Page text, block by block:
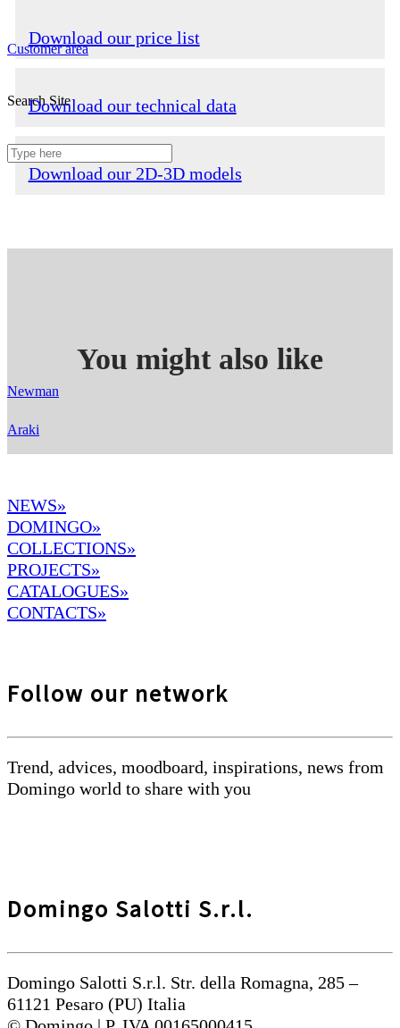
Customer area
Search Site
Download our price list
Download our technical data
Download our 2D-3D models
You might also like
Newman
Araki
NEWS»
DOMINGO»
COLLECTIONS»
PROJECTS»
CATALOGUES»
CONTACTS»
Follow our network
Trend, advices, moodboard, inspirations, news from
Domingo world to share with you
Domingo Salotti S.r.l.
Domingo Salotti S.r.l. Str. della Romagna, 285 –
61121 Pesaro (PU) Italia